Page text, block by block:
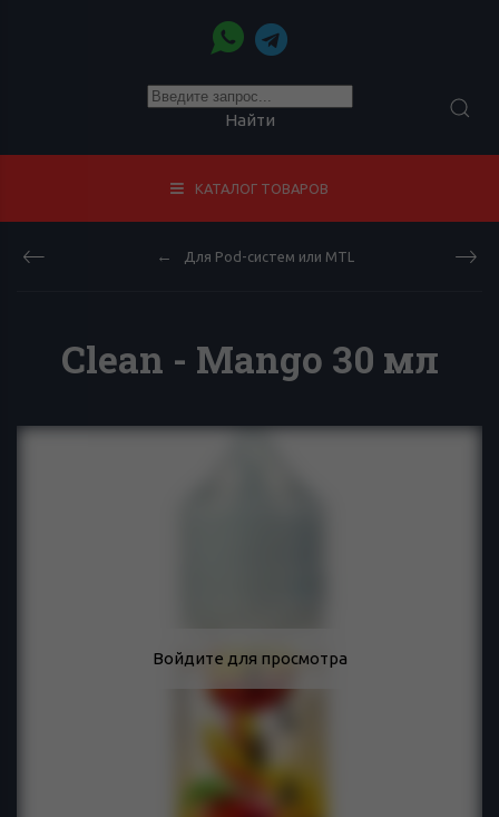
Найти
КАТАЛОГ ТОВАРОВ
Для Pod-систем или MTL
Clean - Mango 30 мл
Войдите для просмотра